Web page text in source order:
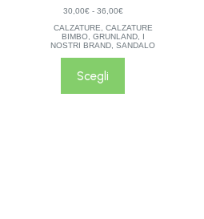
30,00€ - 36,00€
CALZATURE, CALZATURE
BIMBO, GRUNLAND,
NOSTRI BRAND,SANDALO
Scegli